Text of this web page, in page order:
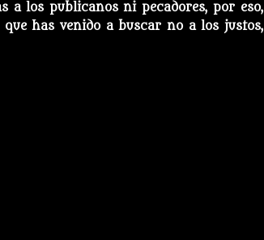
a los publicanos ni pecadores, por eso,
has venido a buscar no a los justos,